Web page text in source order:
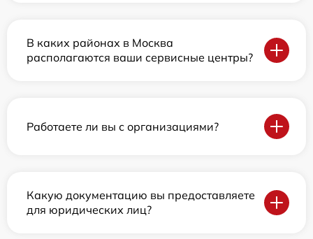
В каких районах в Москва
располагаются ваши сервисные центры?
Работаете ли вы с организациями?
Какую документацию вы предоставляете
для юридических лиц?